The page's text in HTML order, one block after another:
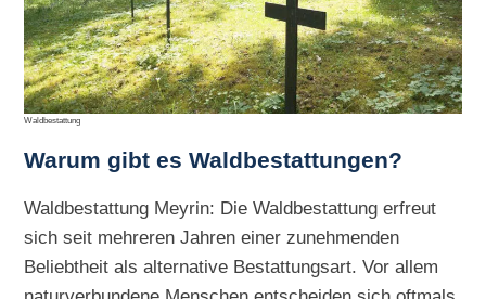
Waldbestattung
Warum gibt es Waldbestattungen?
Waldbestattung Meyrin: Die Waldbestattung erfreut
sich seit mehreren Jahren einer zunehmenden
Beliebtheit als alternative Bestattungsart. Vor allem